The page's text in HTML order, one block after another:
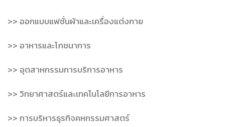
>> ออกแบบแฟชั่นผ้าและเครื่องแต่งกาย
>> อาหารและโภชนาการ
>> อุตสาหกรรมการบริการอาหาร
>> วิทยาศาสตร์และเทคโนโลยีการอาหาร
>> การบริหารธุรกิจคหกรรมศาสตร์